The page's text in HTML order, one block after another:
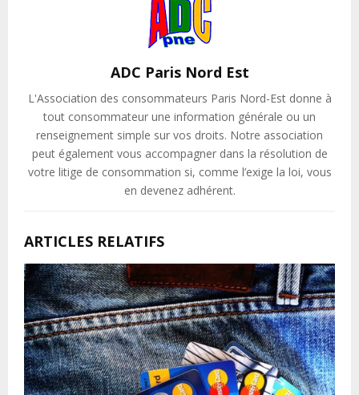
ADC Paris Nord Est
L'Association des consommateurs Paris Nord-Est donne à
tout consommateur une information générale ou un
renseignement simple sur vos droits. Notre association
peut également vous accompagner dans la résolution de
votre litige de consommation si, comme l’exige la loi, vous
en devenez adhérent.
ARTICLES RELATIFS